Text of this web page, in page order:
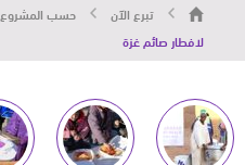
أبيل
حاضرون
من
الإنسان
تبرع الآن حسب المشروع
لافطار صائم غزة